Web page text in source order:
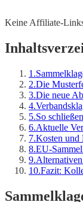
Keine Affiliate-
1 .
2.Die
3.Die neue
4.
5.So
6.Aktuelle
7.Kosten und
8.EU-
9.
10.Fazit: